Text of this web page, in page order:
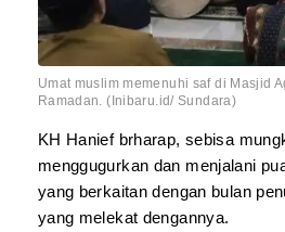
Umat muslim memenuhi saf di Masjid
Ramadan. (Inibaru.id/ Sundara)
KH Hanief brharap, sebisa
menggugurkan dan menjalani
yang berkaitan dengan bulan
yang melekat dengannya.